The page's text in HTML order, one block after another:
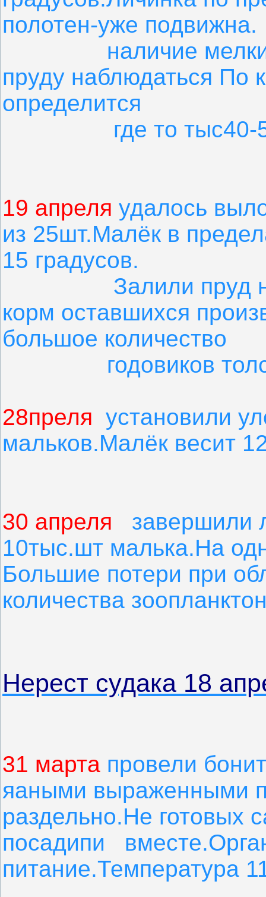
полотен-уже подвижна.
наличие мелких
пруду наблюдаться По
определится
где то тыс40-
19 апреля удалось
из 25шт.Малёк в
15 градусов.
Залили пруд на
корм оставшихся
большое количество
годовиков
28преля установили
мальков.Малёк весит
30 апреля завершили
10тыс.шт малька.На
Большие потери при
количества
Нерест судака 18
31 марта провели
яаными выраженными
раздельно.Не готовых
посадипи
питание.Температура